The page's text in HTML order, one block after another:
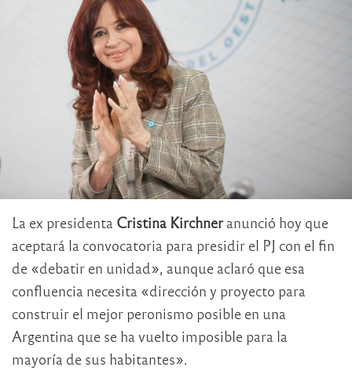
La ex presidenta Cristina Kirchner anunció hoy que
aceptará la convocatoria para presidir el PJ con el fin
de «debatir en unidad», aunque aclaró que esa
confluencia necesita «dirección y proyecto para
construir el mejor peronismo posible en una
Argentina que se ha vuelto imposible para la
mayoría de sus habitantes».